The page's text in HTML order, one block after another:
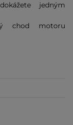
jedným
chod motoru